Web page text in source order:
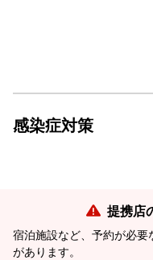
感染症対策
提携店
宿泊施設など、予約が必
があります。